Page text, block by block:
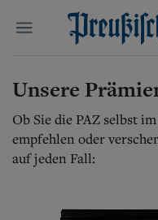
Suchen und
Unsere
Ob Sie die PAZ selbst
empfehlen oder
auf jeden Fall: